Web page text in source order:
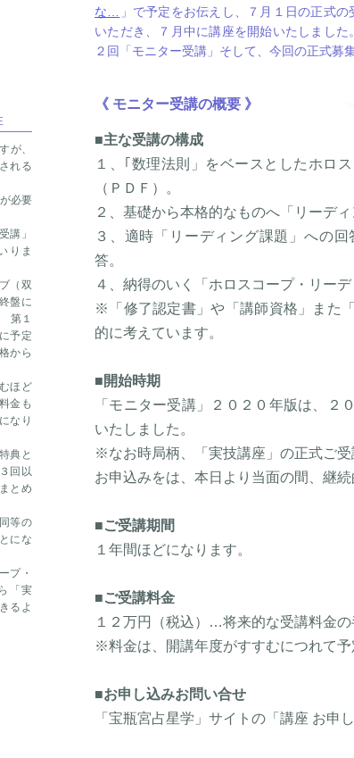
な…
」で予定をお伝えし、７月１日の正式
いただき、７月中に講座を開始いたしまし
２回「モニター受講」そして、今回の正式募
が、
れる
必要
講」
りま
（双
盤に
第１
予定
から
ほど
金も
なり
典と
回以
とめ
等の
にな
プ・
「実
るよ
《 モニター受講の概要 》
■主な受講の構成
１、｢数理法則」をベースとしたホロ
（ＰＤＦ）。
２、基礎から本格的なものへ「リーデ
３、適時「リーディング課題」への
答。
４、納得のいく「ホロスコープ・リーデ
※「修了認定書」や「講師資格」また
的に考えています。
■開始時期
「モニター受講」２０２０年版は、２
いたしました。
※なお時局柄、「実技講座」の正式ご受
お申込みをは、本日より当面の間、継続
■ご受講期間
１年間ほどになります。
■ご受講料金
１２万円（税込）…将来的な受講料金の
※料金は、開講年度がすすむにつれて予
■お申し込みお問い合せ
「宝瓶宮占星学」サイトの「講座 お申